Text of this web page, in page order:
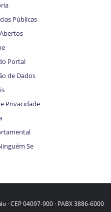
Públicas
Portal
de Dados
Privacidade
Se
· CEP 04097-900 · PABX 3886-6000